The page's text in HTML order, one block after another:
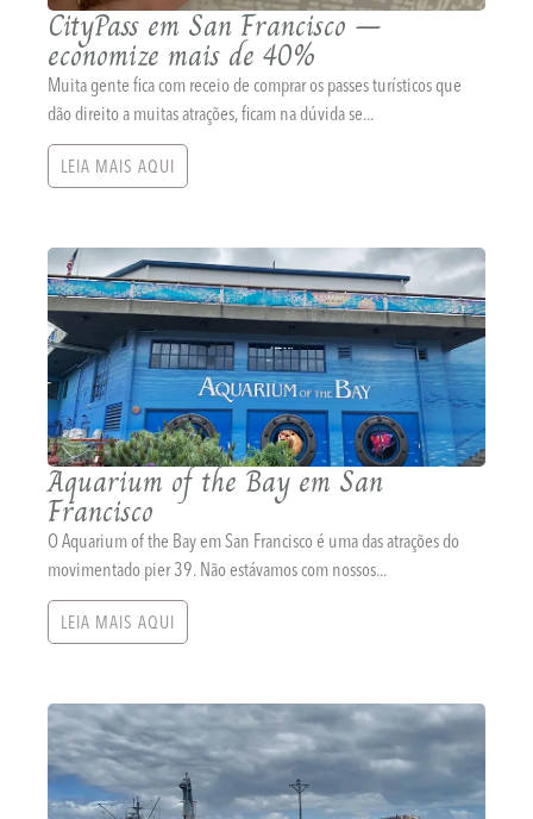
CityPass em San Francisco –
economize mais de 40%
Muita gente fica com receio de comprar os passes turísticos que
dão direito a muitas atrações, ficam na dúvida se...
LEIA MAIS AQUI
Aquarium of the Bay em San
Francisco
O Aquarium of the Bay em San Francisco é uma das atrações do
movimentado pier 39. Não estávamos com nossos...
LEIA MAIS AQUI